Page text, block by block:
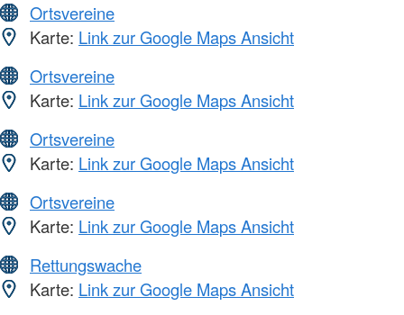
Ortsvereine
Karte: Link zur Google Maps Ansicht
Ortsvereine
Karte: Link zur Google Maps Ansicht
Ortsvereine
Karte: Link zur Google Maps Ansicht
Ortsvereine
Karte: Link zur Google Maps Ansicht
Rettungswache
Karte: Link zur Google Maps Ansicht